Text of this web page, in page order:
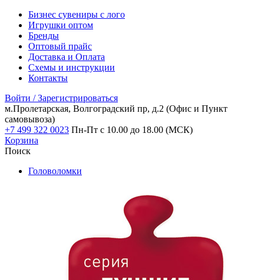
Бизнес сувениры с лого
Игрушки оптом
Бренды
Оптовый прайс
Доставка и Оплата
Схемы и инструкции
Контакты
Войти / Зарегистрироваться
м.Пролетарская, Волгоградский пр, д.2 (Офис и Пункт
самовывоза)
+7 499 322 0023 Пн-Пт с 10.00 до 18.00 (МСК)
Корзина
Поиск
Головоломки